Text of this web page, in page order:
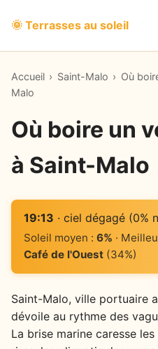
🌞 Terrasses au soleil
Accueil › Saint-Malo › Où
Malo
Où boire un
à Saint-Malo
19:13 · ciel dégagé (0%
Soleil moyen : 6% ·
Café de l'Ouest(34%)
Saint-Malo, ville portuaire
dévoile au rythme des
La brise marine caresse